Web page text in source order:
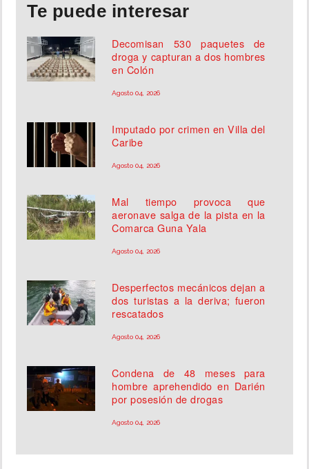
Te puede interesar
Decomisan 530 paquetes de
droga y capturan a dos hombres
en Colón
Agosto 04, 2026
Imputado por crimen en Villa del
Caribe
Agosto 04, 2026
Mal tiempo provoca que
aeronave salga de la pista en la
Comarca Guna Yala
Agosto 04, 2026
Desperfectos mecánicos dejan a
dos turistas a la deriva; fueron
rescatados
Agosto 04, 2026
Condena de 48 meses para
hombre aprehendido en Darién
por posesión de drogas
Agosto 04, 2026